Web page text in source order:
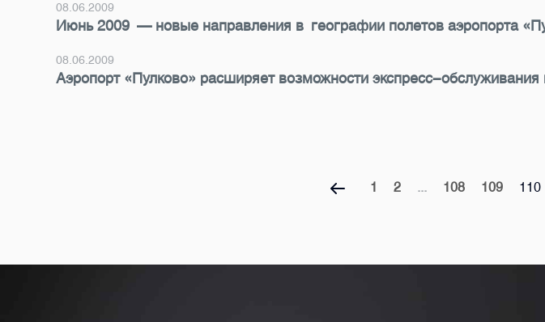
08.06.2009
Июнь 2009 — новые направления в географии полетов аэропорта
08.06.2009
Аэропорт «Пулково» расширяет возможности экспресс-обслуживания
1 2 ... 108 109 110